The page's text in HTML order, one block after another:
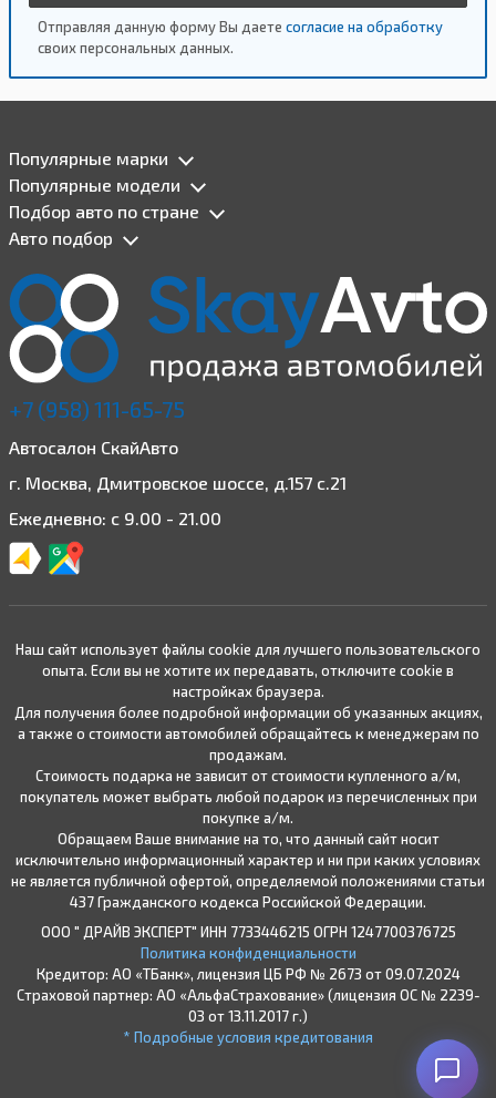
Отправляя данную форму Вы даете согласие на обработку
своих персональных данных.
Популярные марки
Популярные модели
Подбор авто по стране
Авто подбор
+7 (958) 111-65-75
Автосалон СкайАвто
г. Москва, Дмитровское шоссе, д.157 с.21
Ежедневно: с 9.00 - 21.00
Наш сайт использует файлы cookie для лучшего пользовательского
опыта. Если вы не хотите их передавать, отключите cookie в
настройках браузера.
Для получения более подробной информации об указанных акциях,
а также о стоимости автомобилей обращайтесь к менеджерам по
продажам.
Стоимость подарка не зависит от стоимости купленного а/м,
покупатель может выбрать любой подарок из перечисленных при
покупке а/м.
Обращаем Ваше внимание на то, что данный сайт носит
исключительно информационный характер и ни при каких условиях
не является публичной офертой, определяемой положениями статьи
437 Гражданского кодекса Российской Федерации.
ООО " ДРАЙВ ЭКСПЕРТ" ИНН 7733446215 ОГРН 1247700376725
Политика конфиденциальности
Кредитор: АО «ТБанк», лицензия ЦБ РФ № 2673 от 09.07.2024
Страховой партнер: АО «АльфаСтрахование» (лицензия ОС № 2239-
03 от 13.11.2017 г.)
* Подробные условия кредитования